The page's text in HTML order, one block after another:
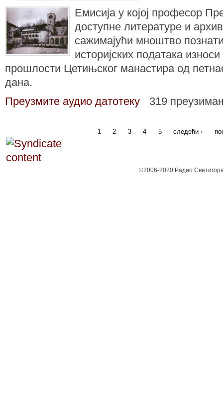
Емисија у којој професор
доступне литературе и
сажимајући мноштво
историјских података
прошлости Цетињског манастира од
дана.
Преузмите аудио датотеку
319
1 2 3 4 5 следећи ›
©2006-2020 Радио